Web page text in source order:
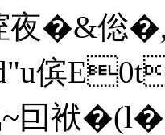
�&倊
傧
~囙袱